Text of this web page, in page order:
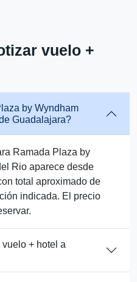
vuelo +
by Wyndham
Guadalajara?
Ramada Plaza by
Rio aparece desde
total aproximado de
indicada. El precio
+ hotel a